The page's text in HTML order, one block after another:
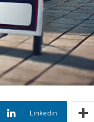
Linkedin